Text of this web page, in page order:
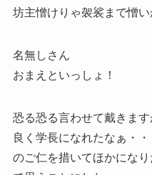
坊主憎けりゃ袈裟まで憎い
名無しさん
おまえといっしょ！
恐る恐る言わせて戴きま
良く学長になれたなぁ・
のご仁を措いてほかにな